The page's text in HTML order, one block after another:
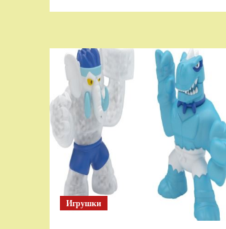
Гуджитсу
Вайпер
Игрушки